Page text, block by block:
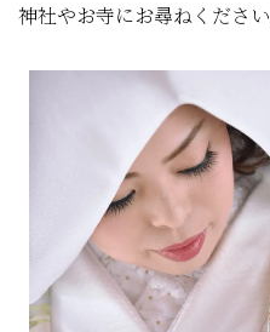
神社やお寺にお尋ねください